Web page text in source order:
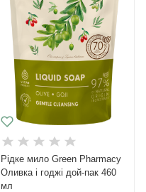
Рідке мило Green Pharmacy
Оливка і годжі дой-пак 460
мл